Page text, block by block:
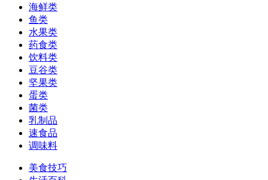
海鲜类
鱼类
水果类
药食类
饮料类
豆谷类
坚果类
蛋类
菌类
乳制品
速食品
调味料
美食技巧